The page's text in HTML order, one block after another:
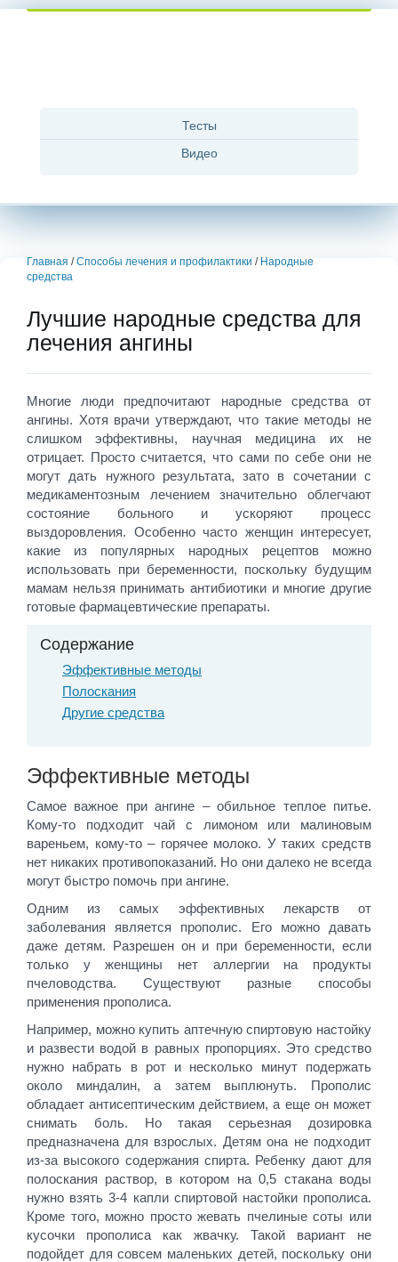
Тесты
Видео
Главная / Способы лечения и профилактики / Народные
средства
Лучшие народные средства для
лечения ангины
Многие люди предпочитают народные средства от
ангины. Хотя врачи утверждают, что такие методы не
слишком эффективны, научная медицина их не
отрицает. Просто считается, что сами по себе они не
могут дать нужного результата, зато в сочетании с
медикаментозным лечением значительно облегчают
состояние больного и ускоряют процесс
выздоровления. Особенно часто женщин интересует,
какие из популярных народных рецептов можно
использовать при беременности, поскольку будущим
мамам нельзя принимать антибиотики и многие другие
готовые фармацевтические препараты.
Содержание
Эффективные методы
Полоскания
Другие средства
Эффективные методы
Самое важное при ангине – обильное теплое питье.
Кому-то подходит чай с лимоном или малиновым
вареньем, кому-то – горячее молоко. У таких средств
нет никаких противопоказаний. Но они далеко не всегда
могут быстро помочь при ангине.
Одним из самых эффективных лекарств от
заболевания является прополис. Его можно давать
даже детям. Разрешен он и при беременности, если
только у женщины нет аллергии на продукты
пчеловодства. Существуют разные способы
применения прополиса.
Например, можно купить аптечную спиртовую настойку
и развести водой в равных пропорциях. Это средство
нужно набрать в рот и несколько минут подержать
около миндалин, а затем выплюнуть. Прополис
обладает антисептическим действием, а еще он может
снимать боль. Но такая серьезная дозировка
предназначена для взрослых. Детям она не подходит
из-за высокого содержания спирта. Ребенку дают для
полоскания раствор, в котором на 0,5 стакана воды
нужно взять 3-4 капли спиртовой настойки прополиса.
Кроме того, можно просто жевать пчелиные соты или
кусочки прополиса как жвачку. Такой вариант не
подойдет для совсем маленьких детей, поскольку они